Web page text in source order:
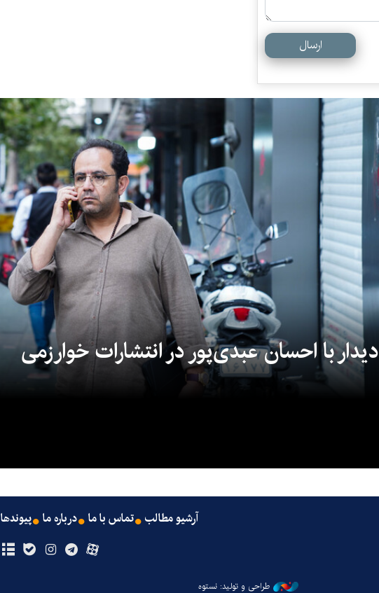
ارسال
دیدار با احسان عبدی‌پور در انتشارات خوارزمی
آرشیو مطالب تماس با ما درباره ما پیوندها
طراحی و تولید: نستوه